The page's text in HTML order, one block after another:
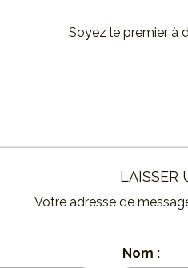
Soyez le premier à
LAISSER
Votre adresse de
Nom :